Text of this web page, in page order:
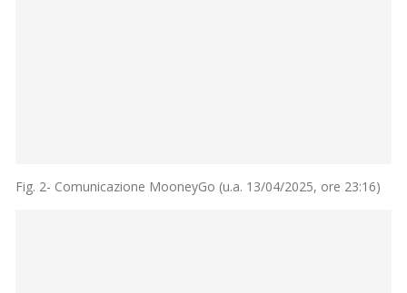
Fig. 2- Comunicazione MooneyGo (u.a. 13/04/2025, ore 23:16)